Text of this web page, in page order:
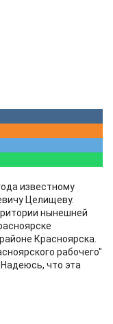
известному
Целищеву.
нынешней
Красноярска.
рабочего"
что эта